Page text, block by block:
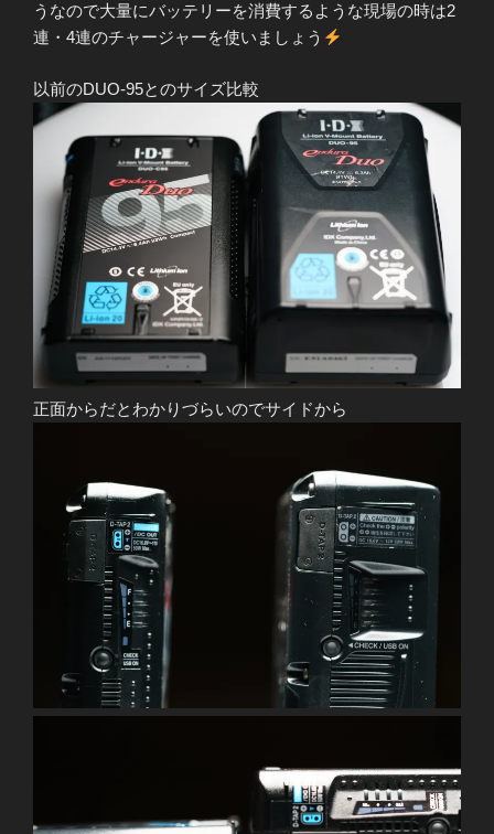
うなので大量にバッテリーを消費するような現場の時は2
連・4連のチャージャーを使いましょう
以前のDUO-95とのサイズ比較
正面からだとわかりづらいのでサイドから